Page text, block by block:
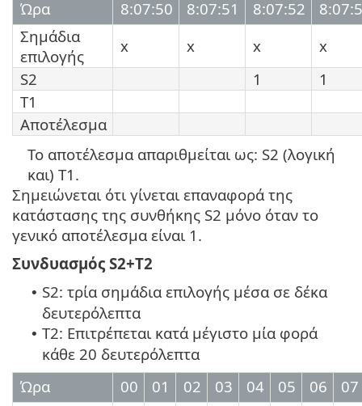
Ώρα 8:07:50 8:07:51 8:07:52
Σημάδια
επιλογής
x x x
x
S2
1
1
T1
Αποτέλεσμα
Το αποτέλεσμα απαριθμείται ως: S2 (λογική
και) T1.
Σημειώνεται ότι γίνεται επαναφορά της
κατάστασης της συνθήκης S2 μόνο όταν το
γενικό αποτέλεσμα είναι 1.
Συνδυασμός S2+T2
• S2: τρία σημάδια επιλογής μέσα σε δέκα
δευτερόλεπτα
• T2: Επιτρέπεται κατά μέγιστο μία φορά
κάθε 20 δευτερόλεπτα
Ώρα
00 01 02 03 04 05 06
07